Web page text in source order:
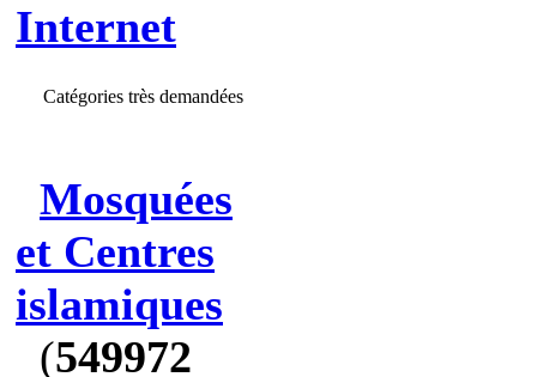
Internet
Catégories très demandées
Mosquées
et Centres
islamiques
(549972